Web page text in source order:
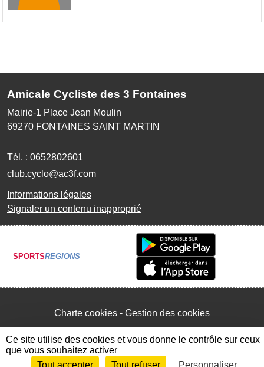
Amicale Cycliste des 3 Fontaines
Mairie-1 Place Jean Moulin
69270 FONTAINES SAINT MARTIN
Tél. : 0652802601
club.cyclo@ac3f.com
Informations légales
Signaler un contenu inapproprié
SPORTSREGIONS
Charte cookies Gestion des cookies
Ce site utilise des cookies et vous donne le contrôle sur ceux
que vous souhaitez activer
Tout accepter
Tout refuser Personnaliser